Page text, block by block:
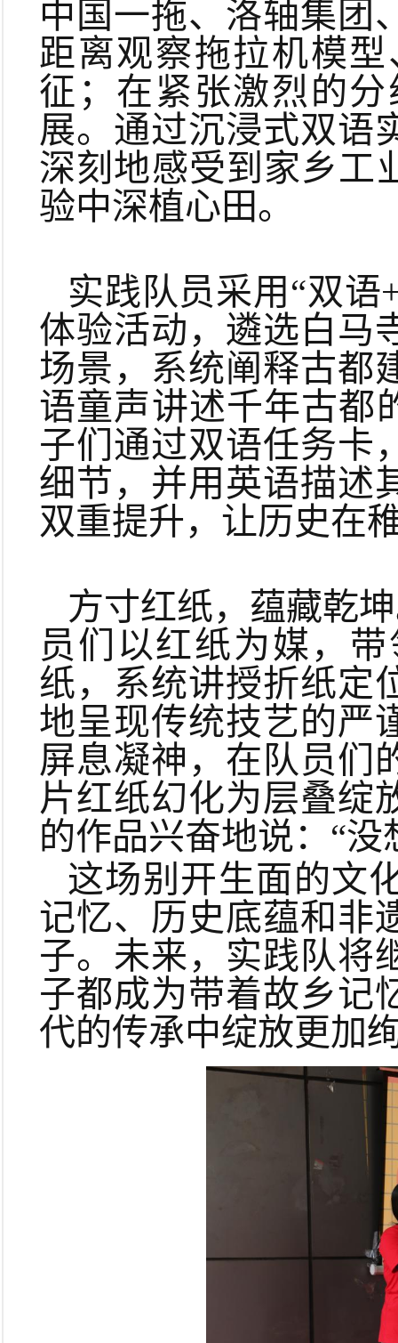
中国一拖、洛轴集团
距离观察拖拉机模
征；在紧张激烈的
展。通过沉浸式双语
深刻地感受到家乡工
验中深植心田。
实践队员采用“双语
体验活动，遴选白马
场景，系统阐释古都
语童声讲述千年古都
子们通过双语任务卡
细节，并用英语描述
双重提升，让历史在
方寸红纸，蕴藏乾
员们以红纸为媒，
纸，系统讲授折纸定
地呈现传统技艺的严
屏息凝神，在队员们
片红纸幻化为层叠绽
的作品兴奋地说：“
这场别开生面的文
记忆、历史底蕴和非
子。未来，实践队将
子都成为带着故乡记
代的传承中绽放更加